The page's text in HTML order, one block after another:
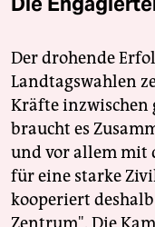
Der drohende
Landtagswahlen
Kräfte inzwischen
braucht es
und vor allem mit
für eine starke
kooperiert